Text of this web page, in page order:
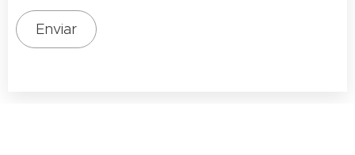
Enviar